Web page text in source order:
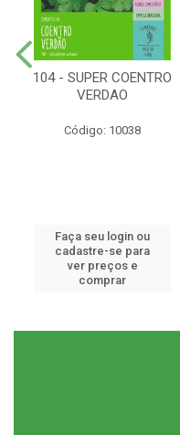
104 - SUPER COENTRO
VERDAO
Código: 10038
Faça seu login ou
cadastre-se para
ver preços e
comprar